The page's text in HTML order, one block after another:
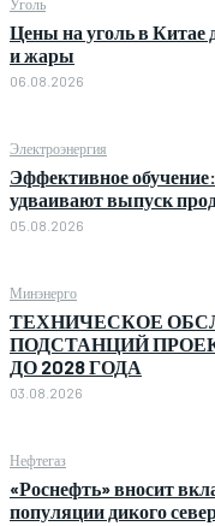
Цены на уголь в Китае
и жары
06.08.2026
Электроэнергия
Эффективное
удваивают выпуск
05.08.2026
Минэнерго
ТЕХНИЧЕСКОЕ
ПОДСТАНЦИЙ
ДО 2028 ГОДА
03.08.2026
Нефтегаз
«Роснефть» вносит
популяции дикого